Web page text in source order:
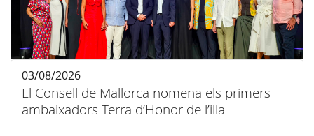
El Consell de Mallorca nomena els primers
ambaixadors Terra d’Honor de l’illa
03/08/2026